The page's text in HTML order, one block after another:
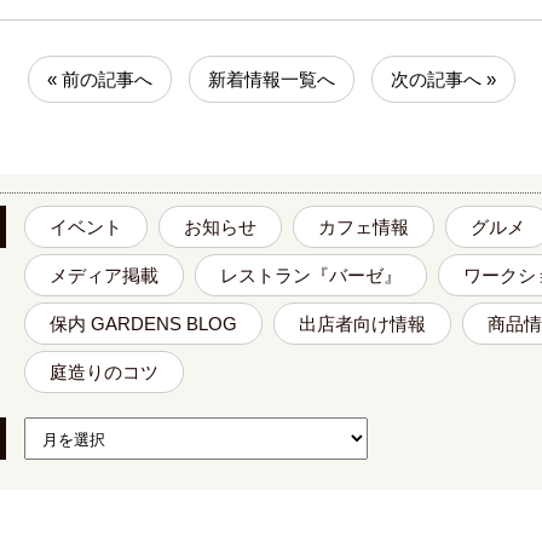
« 前の記事へ 新着情報一覧へ 次の記事へ »
イベント お知らせ カフェ情報 グルメ
メディア掲載 レストラン『バーゼ』 ワークシ
保内 GARDENS BLOG 出店者向け情報 商品
庭造りのコツ